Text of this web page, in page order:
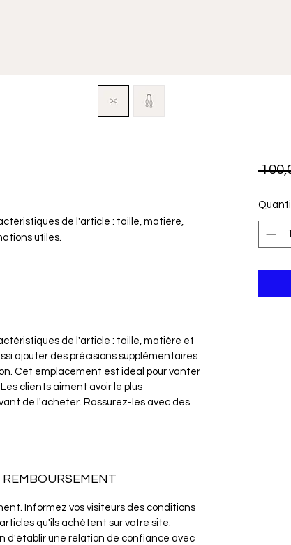
de l'article : taille, matière,
utiles.
de l'article : taille, matière et
ajouter des précisions supplémentaires
Cet emplacement est idéal pour vanter
clients aiment avoir le plus
de l'acheter. Rassurez-les avec des
Informez vos visiteurs des conditions
qu'ils achètent sur votre site.
d'établir une relation de confiance avec